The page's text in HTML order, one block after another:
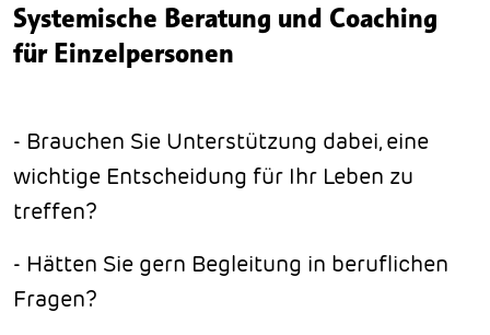
Systemische Beratung und Coaching
für Einzelpersonen
- Brauchen Sie Unterstützung dabei, eine
wichtige Entscheidung für Ihr Leben zu
treffen?
- Hätten Sie gern Begleitung in beruflichen
Fragen?